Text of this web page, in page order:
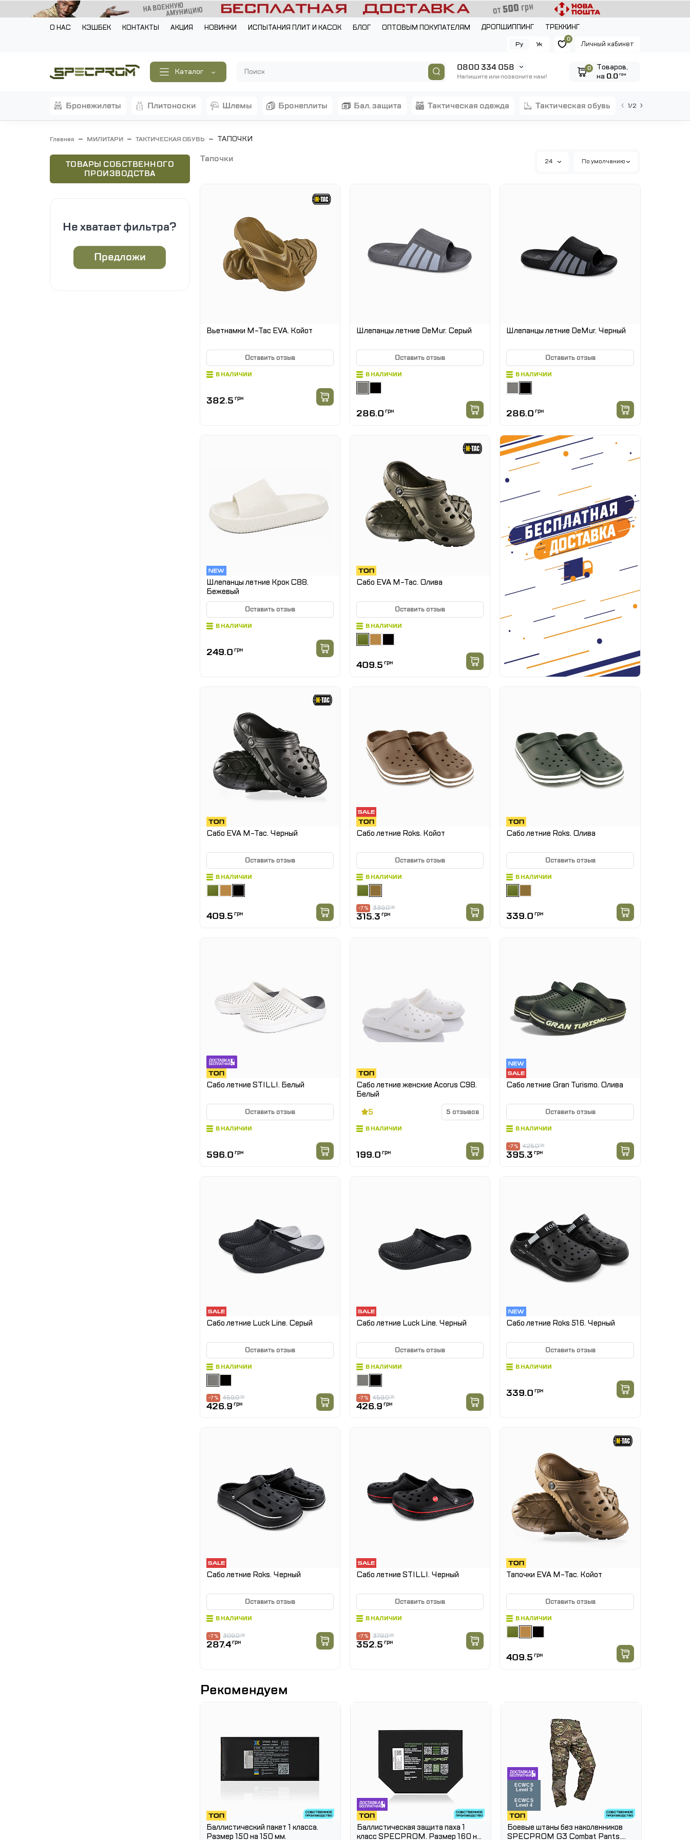
О НАС КЭШБЕК КОНТАКТЫ АКЦИЯ НОВИНКИ ИСПЫТАНИЯ ПЛИТ И КАСОК БЛОГ ОПТОВЫМ ПОКУПАТЕЛЯМ ДРОПШИППИНГ
ТРЕККИНГ
Личный кабинет
0
Ру Ук
Каталог 0800 334 058
Напишите или позвоните нам!
0
Tоваров,
на 0.0грн
бронежилеты плитоноски шлемы бронеплиты бал. защита тактическая одежда тактическая обувь 1/2
Главная МИЛИТАРИ ТАКТИЧЕСКАЯ ОБУВЬ ТАПОЧКИ
ТОВАРЫ СОБСТВЕННОГО
ПРОИЗВОДСТВА
Не хватает фильтра?
Предложи
тапочки 24 По умолчанию
Вьетнамки M-Tac EVA. Койот
Оставить отзыв
В НАЛИЧИИ
382.5 грн
Шлепанцы летние DeMur. Серый
Оставить отзыв
В НАЛИЧИИ
286.0 грн
Шлепанцы летние DeMur. Черный
Оставить отзыв
В НАЛИЧИИ
286.0 грн
Шлепанцы летние Крок С88.
Бежевый
Оставить отзыв
В НАЛИЧИИ
249.0 грн
Сабо EVA M-Tac. Олива
Оставить отзыв
В НАЛИЧИИ
409.5 грн
Сабо EVA M-Tac. Черный
Оставить отзыв
В НАЛИЧИИ
409.5 грн
Сабо летние Roks. Койот
Оставить отзыв
В НАЛИЧИИ
339.0грн
-7 %
315.3 грн
Сабо летние Roks. Олива
Оставить отзыв
В НАЛИЧИИ
339.0 грн
Сабо летние STILLI. Белый
Оставить отзыв
В НАЛИЧИИ
596.0 грн
Сабо летние женские Acorus C98.
Белый
5
5 отзывов
В НАЛИЧИИ
199.0 грн
Сабо летние Gran Turismo. Олива
Оставить отзыв
В НАЛИЧИИ
425.0грн
-7 %
395.3 грн
Сабо летние Luck Line. Серый
Оставить отзыв
В НАЛИЧИИ
459.0грн
-7 %
426.9 грн
Сабо летние Luck Line. Черный
Оставить отзыв
В НАЛИЧИИ
459.0грн
-7 %
426.9 грн
Сабо летние Roks 516. Черный
Оставить отзыв
В НАЛИЧИИ
339.0 грн
Сабо летние Roks. Черный
Оставить отзыв
В НАЛИЧИИ
309.0грн
-7 %
287.4грн
Сабо летние STILLI. Черный
Оставить отзыв
В НАЛИЧИИ
379.0грн
-7 %
352.5 грн
Тапочки EVA M-Tac. Койот
Оставить отзыв
В НАЛИЧИИ
409.5 грн
Рекомендуем
Баллистический пакет 1 класса.
Размер 150 на 150 мм.
Баллистическая защита паха 1
класс SPECPROM. Размер 160 на
Боевые штаны без наколенников
SPECPROM G3 Combat Pants.